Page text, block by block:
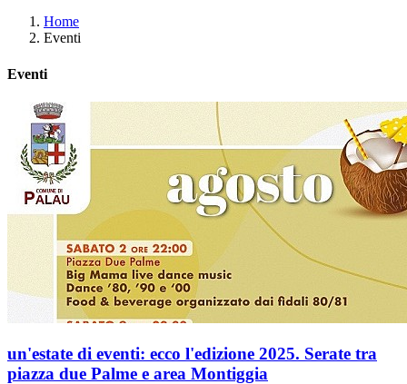
Home
Eventi
Eventi
un'estate di eventi: ecco l'edizione 2025. Serate tra
piazza due Palme e area Montiggia